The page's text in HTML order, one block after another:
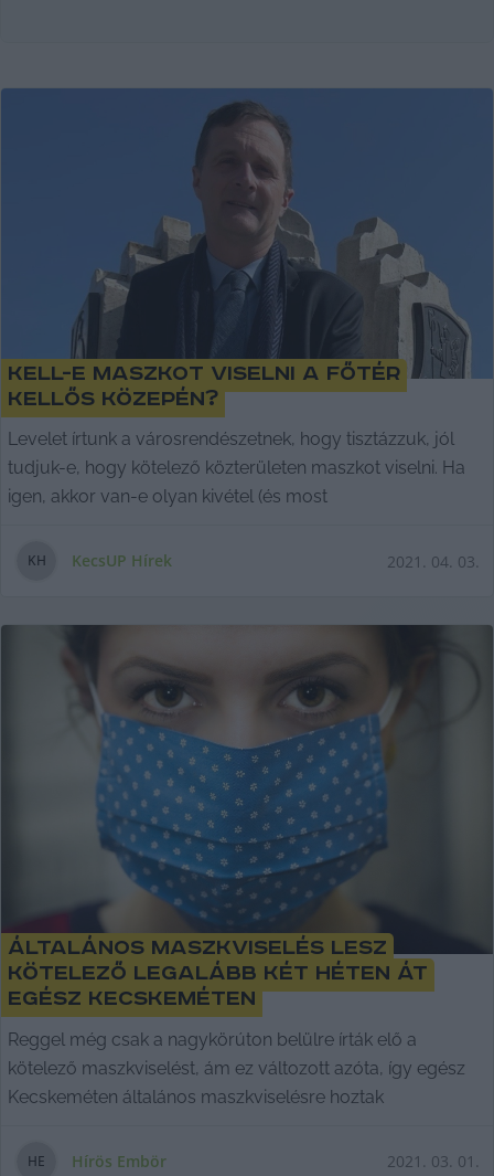
Kell-e maszkot viselni a főtér
kellős közepén?
Levelet írtunk a városrendészetnek, hogy tisztázzuk, jól
tudjuk-e, hogy kötelező közterületen maszkot viselni. Ha
igen, akkor van-e olyan kivétel (és most
KH KecsUP Hírek 2021. 04. 03.
Általános maszkviselés lesz
kötelező legalább két héten át
egész Kecskeméten
Reggel még csak a nagykörúton belülre írták elő a
kötelező maszkviselést, ám ez változott azóta, így egész
Kecskeméten általános maszkviselésre hoztak
HE Hírös Embör 2021. 03. 01.